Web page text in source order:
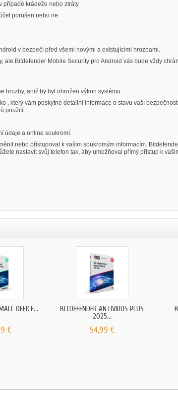
případě krádeže nebo ztráty
porušen nebo ne
v bezpečí před všemi novými a existujícími hrozbami.
ale Bitdefender Mobile Security pro Android vás bude vždy
hrozby, aniž by byl ohrožen výkon systému.
, který vám poskytne detailní informace o stavu vaší
použití.
údaje a online soukromí.
nebo přistupovat k vašim soukromým informacím.
nastavit svůj telefon tak, aby umožňoval přímý přístup k
OFFICE...
€
BITDEFENDER ANTIVIRUS PLUS
2025...
54,99 €